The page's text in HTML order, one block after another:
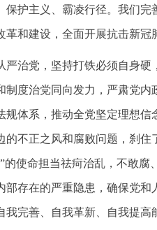
保护主义、霸凌行径。我们
革和建设，全面开展抗击新
治党，坚持打铁必须自身硬
制度治党同向发力，严肃党
规体系，推动全党坚定理想
的不正之风和腐败问题，刹
的使命担当祛疴治乱，不敢
部存在的严重隐患，确保党
我完善、自我革新、自我提